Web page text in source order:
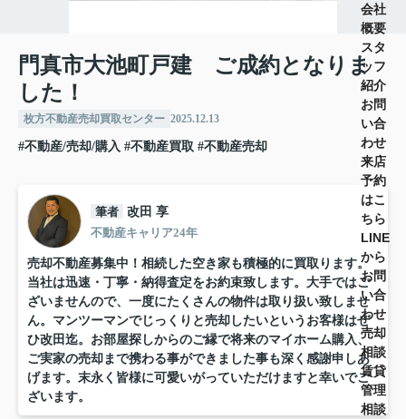
会社
概要
スタ
ッフ
紹介
お問
い合
わせ
来店
予約
はこ
ちら
LINE
から
お問
い合
わせ
売却
相談
賃貸
管理
相談
門真市大池町戸建 ご成約となりま
した！
枚方不動産売却買取センター 2025.12.13
#不動産/売却/購入 #不動産買取 #不動産売却
筆者 改田 享
不動産キャリア24年
売却不動産募集中！相続した空き家も積極的に買取ります。
当社は迅速・丁寧・納得査定をお約束致します。大手ではご
ざいませんので、一度にたくさんの物件は取り扱い致しませ
ん。マンツーマンでじっくりと売却したいというお客様はぜ
ひ改田迄。お部屋探しからのご縁で将来のマイホーム購入、
ご実家の売却まで携わる事ができました事も深く感謝申しあ
げます。末永く皆様に可愛いがっていただけますと幸いでご
ざいます。